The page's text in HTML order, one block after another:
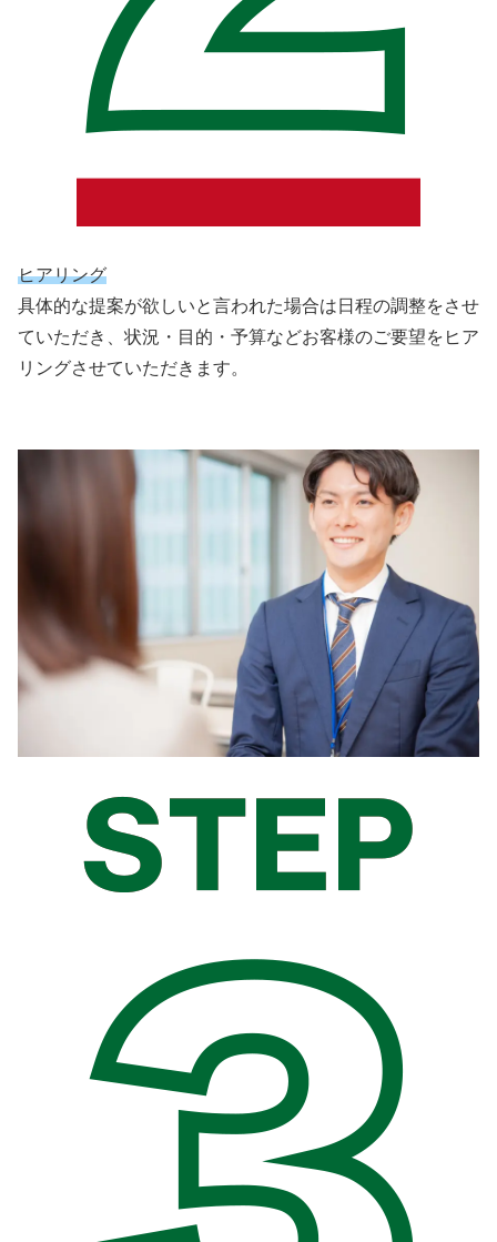
ヒアリング
具体的な提案が欲しいと言われた場合は日程の調整をさせ
ていただき、状況・目的・予算などお客様のご要望をヒア
リングさせていただきます。